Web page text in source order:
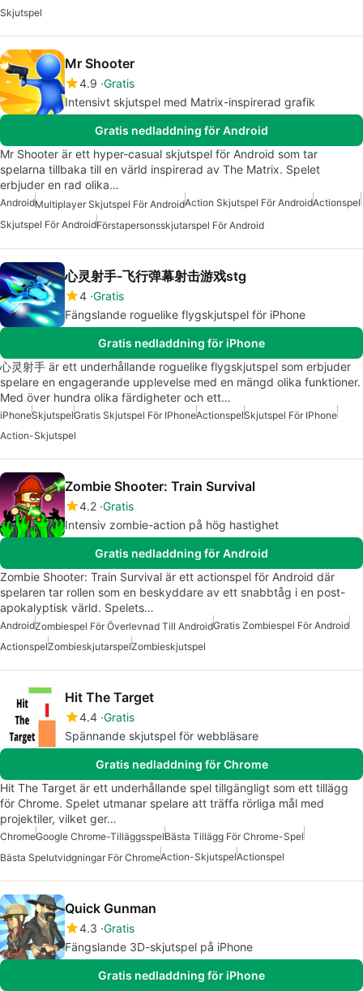
Skjutspel
Mr Shooter
4.9 Gratis
Intensivt skjutspel med Matrix-inspirerad grafik
Gratis nedladdning för Android
Mr Shooter är ett hyper-casual skjutspel för Android som tar
spelarna tillbaka till en värld inspirerad av The Matrix. Spelet
erbjuder en rad olika…
AndroidMultiplayer Skjutspel För AndroidAction Skjutspel För AndroidActionspel
Skjutspel För AndroidFörstapersonsskjutarspel För Android
心灵射手-飞行弹幕射击游戏stg
4 Gratis
Fängslande roguelike flygskjutspel för iPhone
Gratis nedladdning för iPhone
心灵射手 är ett underhållande roguelike flygskjutspel som erbjuder
spelare en engagerande upplevelse med en mängd olika funktioner.
Med över hundra olika färdigheter och ett…
iPhoneSkjutspelGratis Skjutspel För IPhoneActionspelSkjutspel För IPhone
Action-Skjutspel
Zombie Shooter: Train Survival
4.2 Gratis
Intensiv zombie-action på hög hastighet
Gratis nedladdning för Android
Zombie Shooter: Train Survival är ett actionspel för Android där
spelaren tar rollen som en beskyddare av ett snabbtåg i en post-
apokalyptisk värld. Spelets…
AndroidZombiespel För Överlevnad Till AndroidGratis Zombiespel För Android
ActionspelZombieskjutarspelZombieskjutspel
Hit The Target
4.4 Gratis
Spännande skjutspel för webbläsare
Gratis nedladdning för Chrome
Hit The Target är ett underhållande spel tillgängligt som ett tillägg
för Chrome. Spelet utmanar spelare att träffa rörliga mål med
projektiler, vilket ger…
ChromeGoogle Chrome-TilläggsspelBästa Tillägg För Chrome-Spel
Bästa Spelutvidgningar För ChromeAction-SkjutspelActionspel
Quick Gunman
4.3 Gratis
Fängslande 3D-skjutspel på iPhone
Gratis nedladdning för iPhone